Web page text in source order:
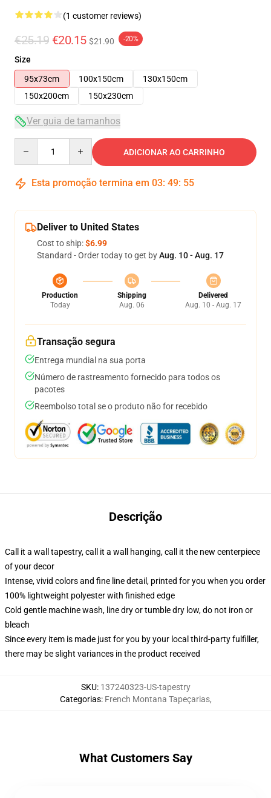
(1 customer reviews)
€25.19 €20.15 $21.90 -20%
Size
95x73cm
100x150cm
130x150cm
150x200cm
150x230cm
Ver guia de tamanhos
ADICIONAR AO CARRINHO
Esta promoção termina em 03: 49: 54
Deliver to United States
Cost to ship:$6.99
Standard - Order today to get byAug. 10 - Aug. 17
Production
Today
Shipping
Aug. 06
Delivered
Aug. 10 - Aug. 17
Transação segura
Entrega mundial na sua porta
Número de rastreamento fornecido para todos os
pacotes
Reembolso total se o produto não for recebido
Descrição
Call it a wall tapestry, call it a wall hanging, call it the new centerpiece
of your decor
Intense, vivid colors and fine line detail, printed for you when you order
100% lightweight polyester with finished edge
Cold gentle machine wash, line dry or tumble dry low, do not iron or
bleach
Since every item is made just for you by your local third-party fulfiller,
there may be slight variances in the product received
SKU: 137240323-US-tapestry
Categorias: French Montana Tapeçarias,
What Customers Say